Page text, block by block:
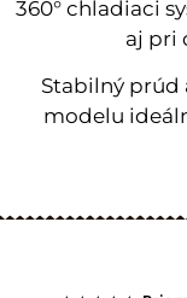
360° chladiaci
aj pri
Stabilný prúd
modelu